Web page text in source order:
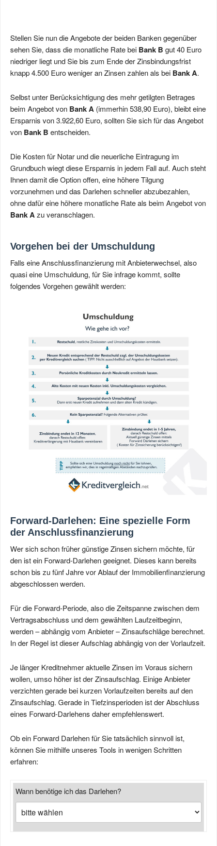
Stellen Sie nun die Angebote der beiden Banken gegenüber
sehen Sie, dass die monatliche Rate bei Bank B gut 40 Euro
niedriger liegt und Sie bis zum Ende der Zinsbindungsfrist
knapp 4.500 Euro weniger an Zinsen zahlen als bei Bank A.
Selbst unter Berücksichtigung des mehr getilgten Betrages
beim Angebot von Bank A (immerhin 538,90 Euro), bleibt eine
Ersparnis von 3.922,60 Euro, sollten Sie sich für das Angebot
von Bank B entscheiden.
Die Kosten für Notar und die neuerliche Eintragung im
Grundbuch wiegt diese Ersparnis in jedem Fall auf. Auch steht
Ihnen damit die Option offen, eine höhere Tilgung
vorzunehmen und das Darlehen schneller abzubezahlen,
ohne dafür eine höhere monatliche Rate als beim Angebot von
Bank Azu veranschlagen.
Vorgehen bei der Umschuldung
Falls eine Anschlussfinanzierung mit Anbieterwechsel, also
quasi eine Umschuldung, für Sie infrage kommt, sollte
folgendes Vorgehen gewählt werden:
Forward-Darlehen: Eine spezielle Form
der Anschlussfinanzierung
Wer sich schon früher günstige Zinsen sichern möchte, für
den ist ein Forward-Darlehen geeignet. Dieses kann bereits
schon bis zu fünf Jahre vor Ablauf der Immobilienfinanzierung
abgeschlossen werden.
Für die Forward-Periode, also die Zeitspanne zwischen dem
Vertragsabschluss und dem gewählten Laufzeitbeginn,
werden – abhängig vom Anbieter – Zinsaufschläge berechnet.
In der Regel ist dieser Aufschlag abhängig von der Vorlaufzeit.
Je länger Kreditnehmer aktuelle Zinsen im Voraus sichern
wollen, umso höher ist der Zinsaufschlag. Einige Anbieter
verzichten gerade bei kurzen Vorlaufzeiten bereits auf den
Zinsaufschlag. Gerade in Tiefzinsperioden ist der Abschluss
eines Forward-Darlehens daher empfehlenswert.
Ob ein Forward Darlehen für Sie tatsächlich sinnvoll ist,
können Sie mithilfe unseres Tools in wenigen Schritten
erfahren:
Wann benötige ich das Darlehen?